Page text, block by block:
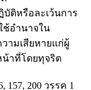
ติหรือละเว้นการ
ช้อำนาจใน
ามเสียหายแก่ผู้
าที่โดยทุจริต
200 วรรค 1